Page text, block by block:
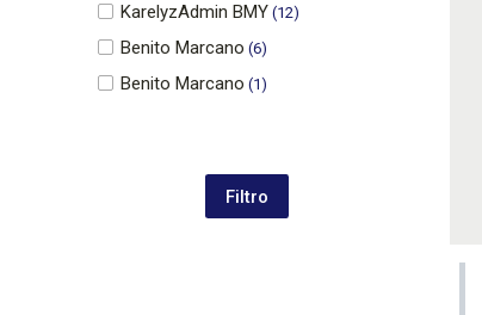
KarelyzAdmin BMY (12)
Benito Marcano (6)
Benito Marcano (1)